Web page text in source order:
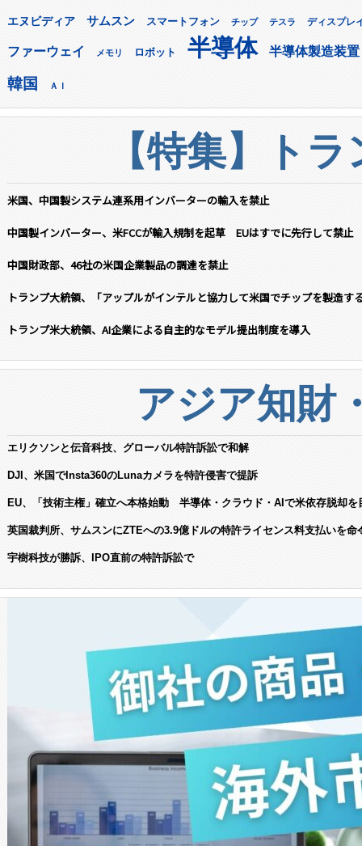
エヌビディア サムスン スマートフォン チップ テスラ ディスプレ
ファーウェイ メモリ ロボット 半導体 半導体製造装置
韓国 ＡＩ
【特集】ト
米国、中国製システム連系用インバーターの輸入を禁止
中国製インバーター、米FCCが輸入規制を起草 EUはすでに先行して禁止
中国財政部、46社の米国企業製品の調達を禁止
トランプ大統領、「アップルがインテルと協力して米国でチップを製造す
トランプ米大統領、AI企業による自主的なモデル提出制度を導入
アジア知財
エリクソンと伝音科技、グローバル特許訴訟で和解
DJI、米国でInsta360のLunaカメラを特許侵害で提訴
EU、「技術主権」確立へ本格始動 半導体・クラウド・AIで米依存脱却を
英国裁判所、サムスンにZTEへの3.9億ドルの特許ライセンス料支払いを命
宇樹科技が勝訴、IPO直前の特許訴訟で